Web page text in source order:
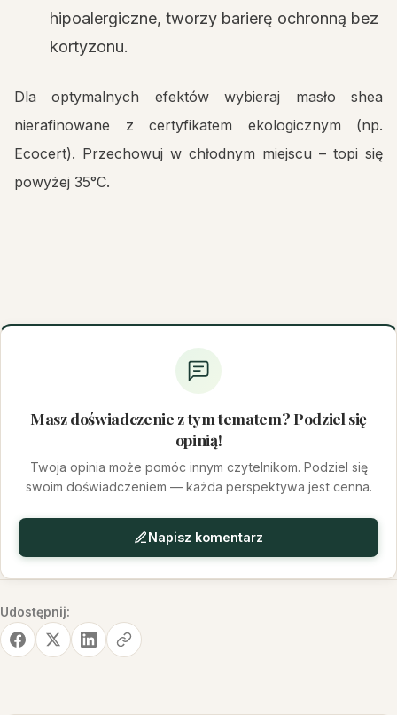
hipoalergiczne, tworzy barierę ochronną bez
kortyzonu.
Dla optymalnych efektów wybieraj masło shea
nierafinowane z certyfikatem ekologicznym (np.
Ecocert). Przechowuj w chłodnym miejscu – topi się
powyżej 35°C.
Masz doświadczenie z tym tematem? Podziel się
opinią!
Twoja opinia może pomóc innym czytelnikom. Podziel się
swoim doświadczeniem — każda perspektywa jest cenna.
Napisz komentarz
Udostępnij: